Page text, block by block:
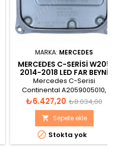
MARKA: MERCEDES
MERCEDES C-SERISI W205
2014-2018 LED FAR BEYNI
A2059005010
Mercedes C-Serisi
Continental A2059005010,
A2059005616, A2059013103,
A2229008005 Led Far Beyni
Fiyat
₺6.427,20 Normal
fiyat
₺8.034,00
 Sepete ekle
 Stokta yok